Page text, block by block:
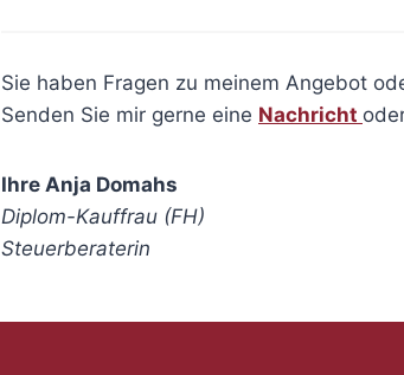
Sie haben Fragen zu meinem Angebot
Senden Sie mir gerne eine Nachricht
Ihre Anja Domahs
Diplom-Kauffrau (FH)
Steuerberaterin